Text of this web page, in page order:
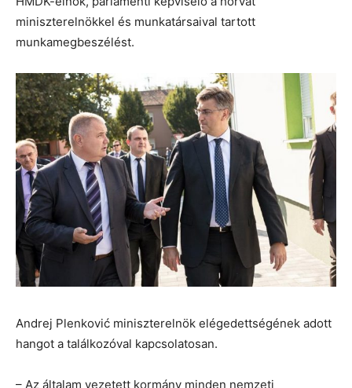
miniszterelnökkel és munkatársaival tartott
munkamegbeszélést.
Andrej Plenković miniszterelnök elégedettségének adott
hangot a találkozóval kapcsolatosan.
– Az általam vezetett kormány minden nemzeti